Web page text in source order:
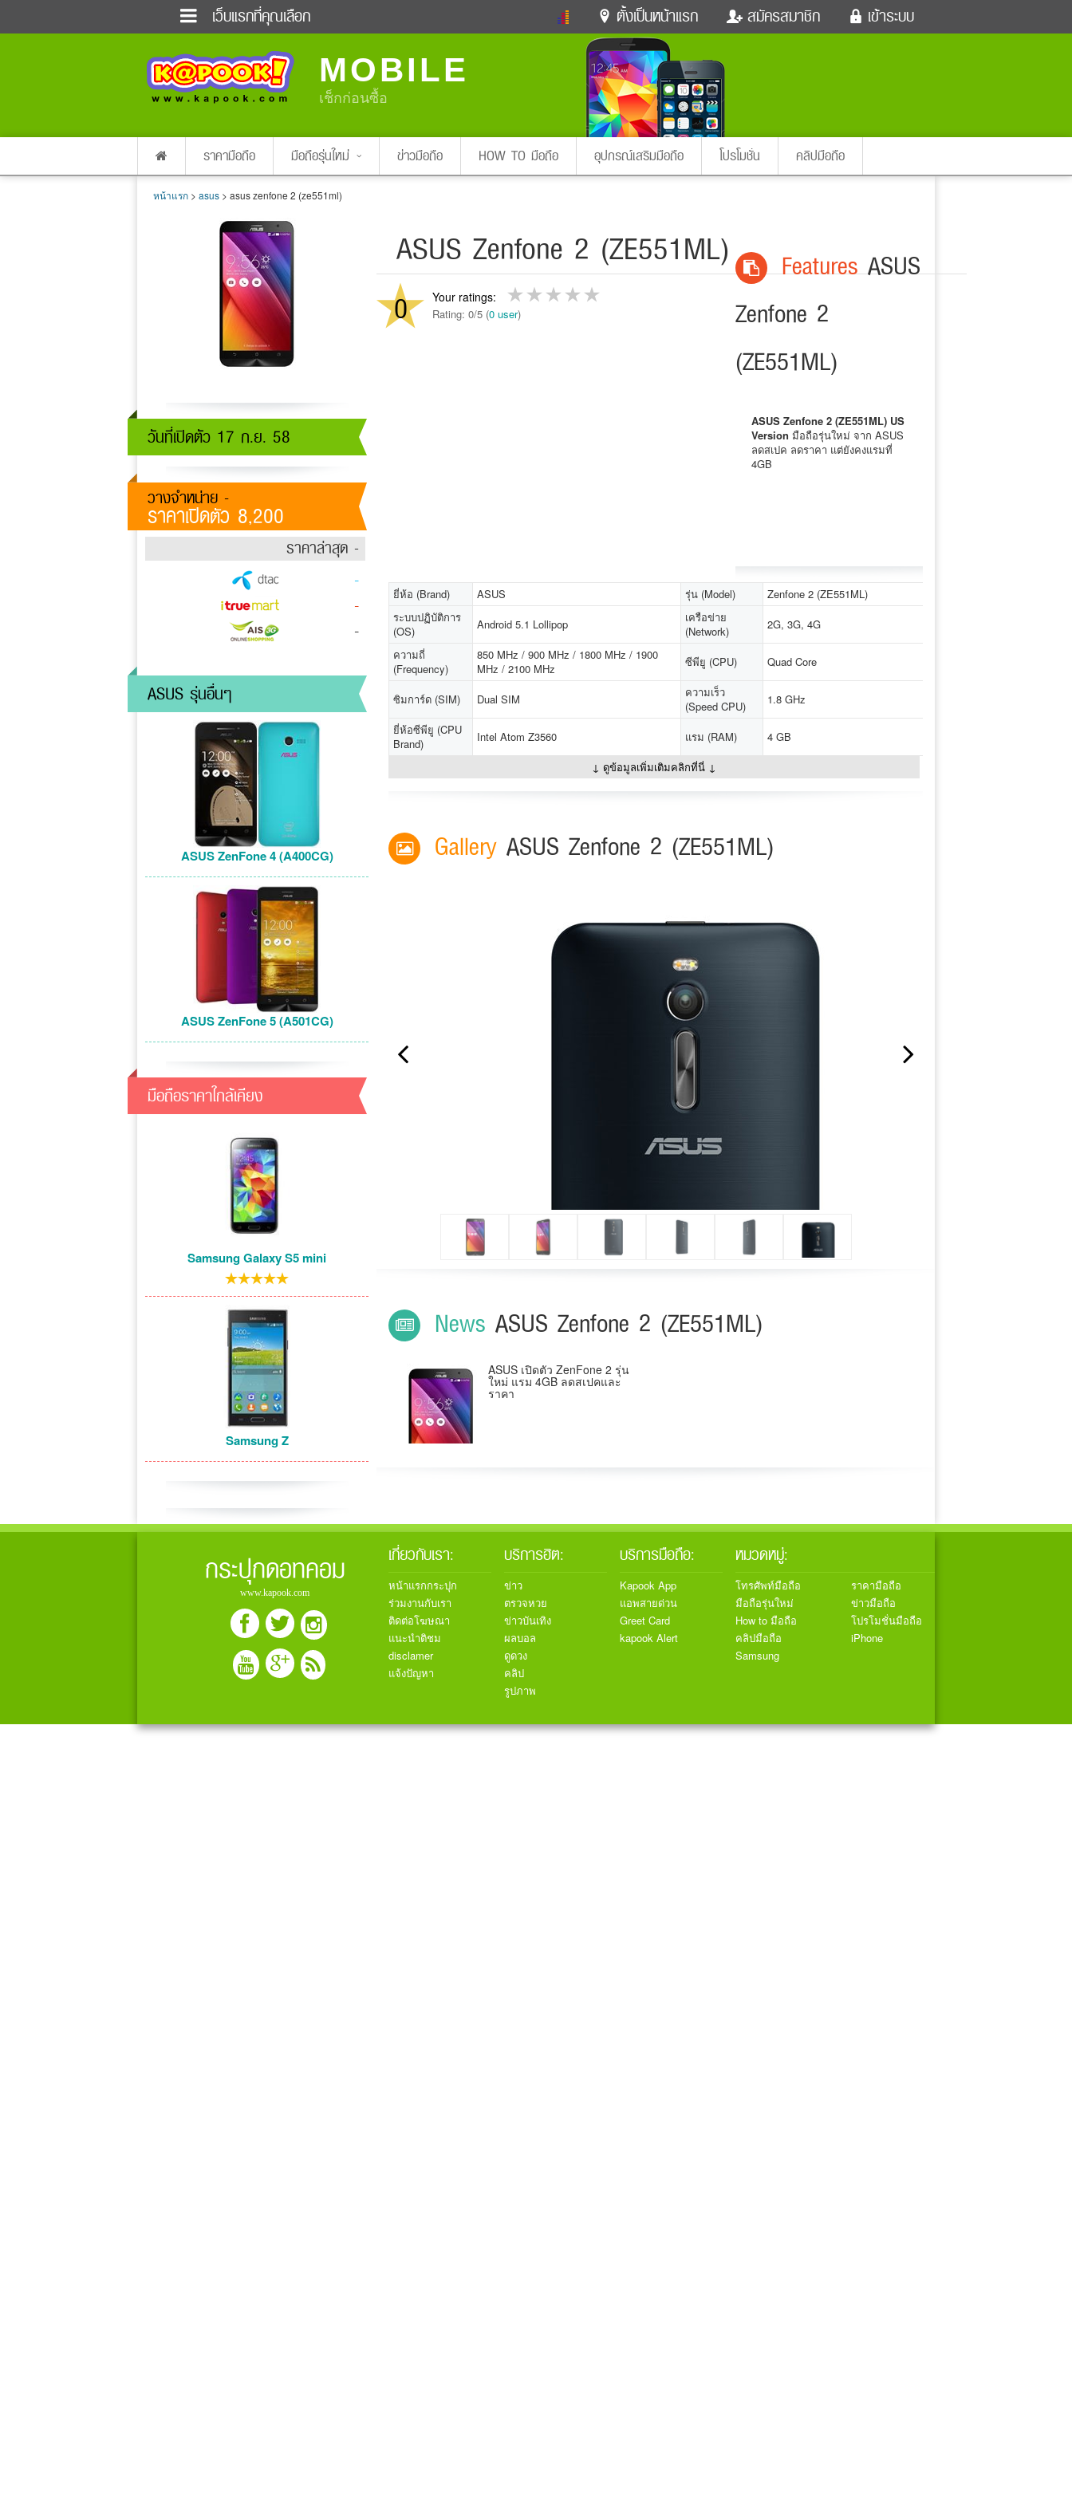
เข้าระบบ
สมัครสมาชิก
เว็บแรกที่คุณเลือก ตั้งเป็นหน้าแรก
ละคร
ฟังวิทยุออนไลน์
เกม หมากรุกไทย Glitter ตรวจหวย
แต่งงาน
แม่และเด็ก ดูดวง สุขภาพ
กลอน
dictionary
เช็คความเร็วเน็ต iPhone Facebook Twitter instagram ดารา อินสตาแกรม
Email
Password
เข้าระบบด้วย Facebook
MOBILE
เช็กก่อนซื้อ
ราคามือถือ มือถือรุ่นใหม่ ข่าวมือถือ HOW TO มือถือ อุปกรณ์เสริมมือถือ โปรโมชั่น คลิปมือถือ
หน้าแรก > asus > asus zenfone 2 (ze551ml)
ASUS Zenfone 2 (ZE551ML)
0 Rating: 0/5 (0 user)
FeaturesASUS
Zenfone 2
(ZE551ML)
ASUS Zenfone 2 (ZE551ML) US
Version มือถือรุ่นใหม่ จาก ASUS
ลดสเปค ลดราคา แต่ยังคงแรมที่
4GB
ยี่ห้อ (Brand) ASUS รุ่น (Model)
Zenfone 2 (ZE551ML)
ระบบปฏิบัติการ
(OS)
Android 5.1 Lollipop
เครือข่าย
(Network)
2G, 3G, 4G
ความถี่
(Frequency)
850 MHz / 900 MHz / 1800 MHz / 1900
MHz / 2100 MHz
ซีพียู (CPU) Quad Core
ซิมการ์ด (SIM) Dual SIM
ความเร็ว
(Speed CPU)
1.8 GHz
ยี่ห้อซีพียู (CPU
Brand)
Intel Atom Z3560 แรม (RAM)
4 GB
↓ ดูข้อมูลเพิ่มเติมคลิกที่นี่ ↓
Gallery ASUS Zenfone 2 (ZE551ML)
News ASUS Zenfone 2 (ZE551ML)
ASUS เปิดตัว ZenFone 2 รุ่น
ใหม่ แรม 4GB ลดสเปคและ
ราคา
วันที่เปิดตัว 17 ก.ย. 58
วางจำหน่าย -
ราคาเปิดตัว 8,200
ราคาล่าสุด -
-
-
-
ASUS รุ่นอื่นๆ
ASUS ZenFone 4 (A400CG)
ASUS ZenFone 5 (A501CG)
มือถือราคาใกล้เคียง
Samsung Galaxy S5 mini
Samsung Z
กระปุกดอทคอม
www.kapook.com
เกี่ยวกับเรา:
หน้าแรกกระปุก
ร่วมงานกับเรา
ติดต่อโฆษณา
แนะนำติชม
disclamer
แจ้งปัญหา
บริการฮิต:
ข่าว
ตรวจหวย
ข่าวบันเทิง
ผลบอล
ดูดวง
คลิป
รูปภาพ
บริการมือถือ:
Kapook App
แอพสายด่วน
Greet Card
kapook Alert
หมวดหมู่:
โทรศัพท์มือถือ
ราคามือถือ
มือถือรุ่นใหม่
ข่าวมือถือ
How to มือถือ
โปรโมชั่นมือถือ
คลิปมือถือ
iPhone
Samsung